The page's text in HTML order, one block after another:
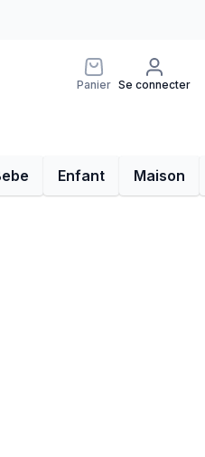
Panier Se connecter
Enfant Maison